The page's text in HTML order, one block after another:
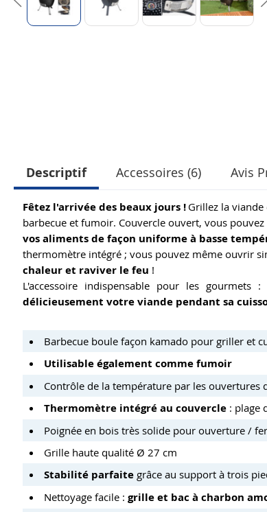
Descriptif Accessoires (6) Avis
Fêtez l'arrivée des beaux jours ! Grillez la viande
barbecue et fumoir. Couvercle ouvert, vous
vos aliments de façon uniforme à basse
thermomètre intégré ; vous pouvez même ouvrir
chaleur et raviver le feu !
L'accessoire indispensable pour les
délicieusement votre viande pendant sa
Barbecue boule façon kamado pour griller et
Utilisable également comme fumoir
Contrôle de la température par les ouvertures
Thermomètre intégré au couvercle : plage
Poignée en bois très solide pour ouverture /
Grille haute qualité Ø 27 cm
Stabilité parfaite grâce au support à trois
Nettoyage facile : grille et bac à charbon